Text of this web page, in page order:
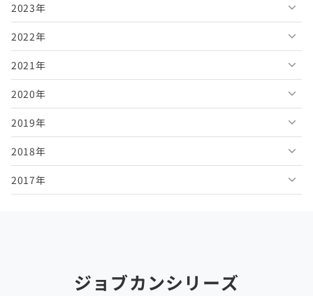
2026年6月
2026年5月
2026年4月
2026年3月
2026年2月
2026年1月
2025年11月
2025年10月
2025年9月
2025年8月
2025年7月
2025年6月
2025年5月
2024年12月
2024年11月
2024年10月
2024年9月
2024年8月
2024年7月
2024年6月
2023年
2023年12月
2023年11月
2023年10月
2023年9月
2023年8月
2023年7月
2022年
2022年12月
2022年11月
2022年10月
2022年9月
2022年8月
2021年
2021年12月
2021年11月
2021年10月
2021年9月
2020年
2020年12月
2020年11月
2020年10月
2019年
2019年12月
2019年11月
2018年
2018年12月
2017年
ジョブカンシリーズ